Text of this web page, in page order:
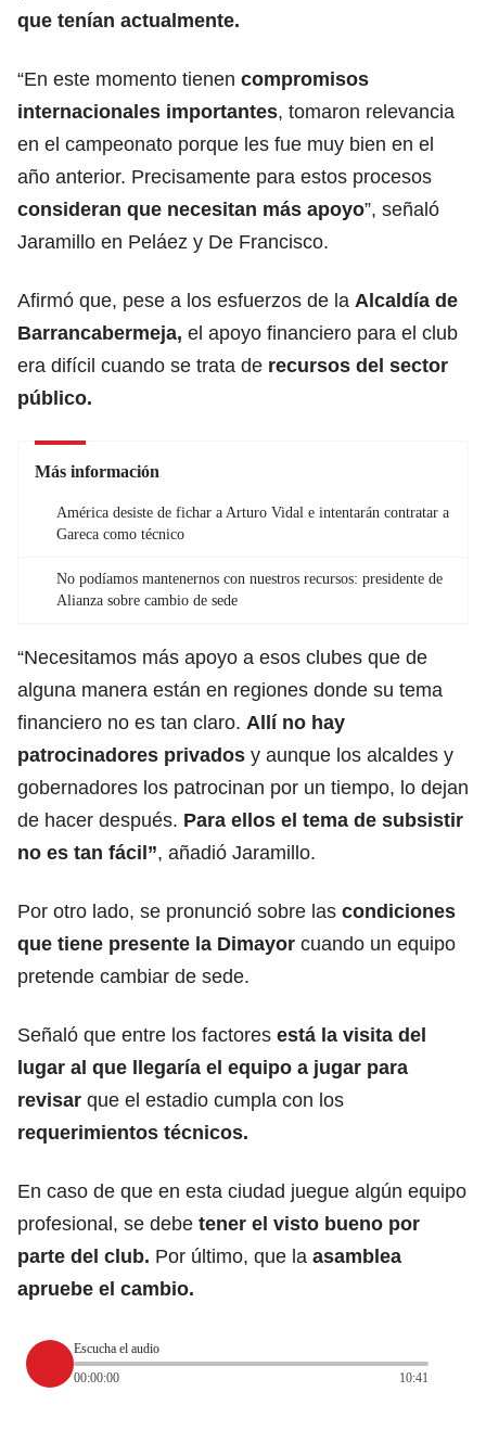
que tenían actualmente.
“En este momento tienen compromisos
internacionales importantes, tomaron relevancia
en el campeonato porque les fue muy bien en el
año anterior. Precisamente para estos procesos
consideran que necesitan más apoyo”, señaló
Jaramillo en Peláez y De Francisco.
Afirmó que, pese a los esfuerzos de la Alcaldía de
Barrancabermeja, el apoyo financiero para el club
era difícil cuando se trata de recursos del sector
público.
Más información
América desiste de fichar a Arturo Vidal e intentarán contratar a
Gareca como técnico
No podíamos mantenernos con nuestros recursos: presidente de
Alianza sobre cambio de sede
“Necesitamos más apoyo a esos clubes que de
alguna manera están en regiones donde su tema
financiero no es tan claro. Allí no hay
patrocinadores privados y aunque los alcaldes y
gobernadores los patrocinan por un tiempo, lo dejan
de hacer después. Para ellos el tema de subsistir
no es tan fácil”, añadió Jaramillo.
Por otro lado, se pronunció sobre las condiciones
que tiene presente la Dimayor cuando un equipo
pretende cambiar de sede.
Señaló que entre los factores está la visita del
lugar al que llegaría el equipo a jugar para
revisar que el estadio cumpla con los
requerimientos técnicos.
En caso de que en esta ciudad juegue algún equipo
profesional, se debe tener el visto bueno por
parte del club. Por último, que la asamblea
apruebe el cambio.
Escucha el audio
00:00:00
10:41